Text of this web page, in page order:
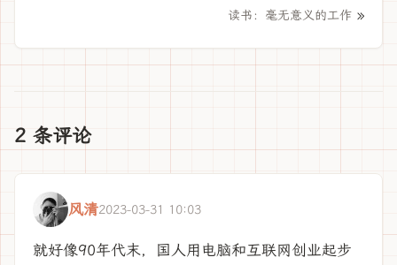
读书：毫无意义的工作 »
2 条评论
风清2023-03-31 10:03
就好像90年代末，国人用电脑和互联网创业起步